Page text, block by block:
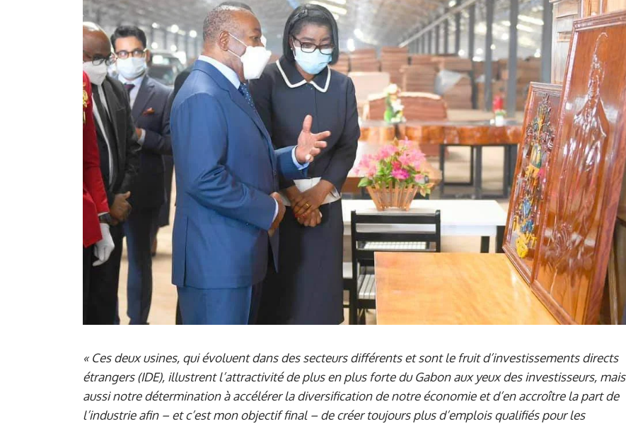
«Ces deux usines, qui évoluent dans des secteurs différents et sont le fruit d’investissements directs
étrangers (IDE), illustrent l’attractivité de plus en plus forte du Gabon aux yeux des investisseurs, mais
aussi notre détermination à accélérer la diversification de notre économie et d’en accroître la part de
l’industrie afin – et c’est mon objectif final – de créer toujours plus d’emplois qualifiés pour les